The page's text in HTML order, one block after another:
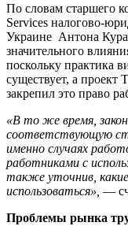
По словам старшего
Services налогово-
Украине Антона
значительного
поскольку практика
существует, а проект
закрепил это право
«В то же время,
соответствующую
именно случаях
работниками с
также уточнив,
использоваться», —
Проблемы рынка